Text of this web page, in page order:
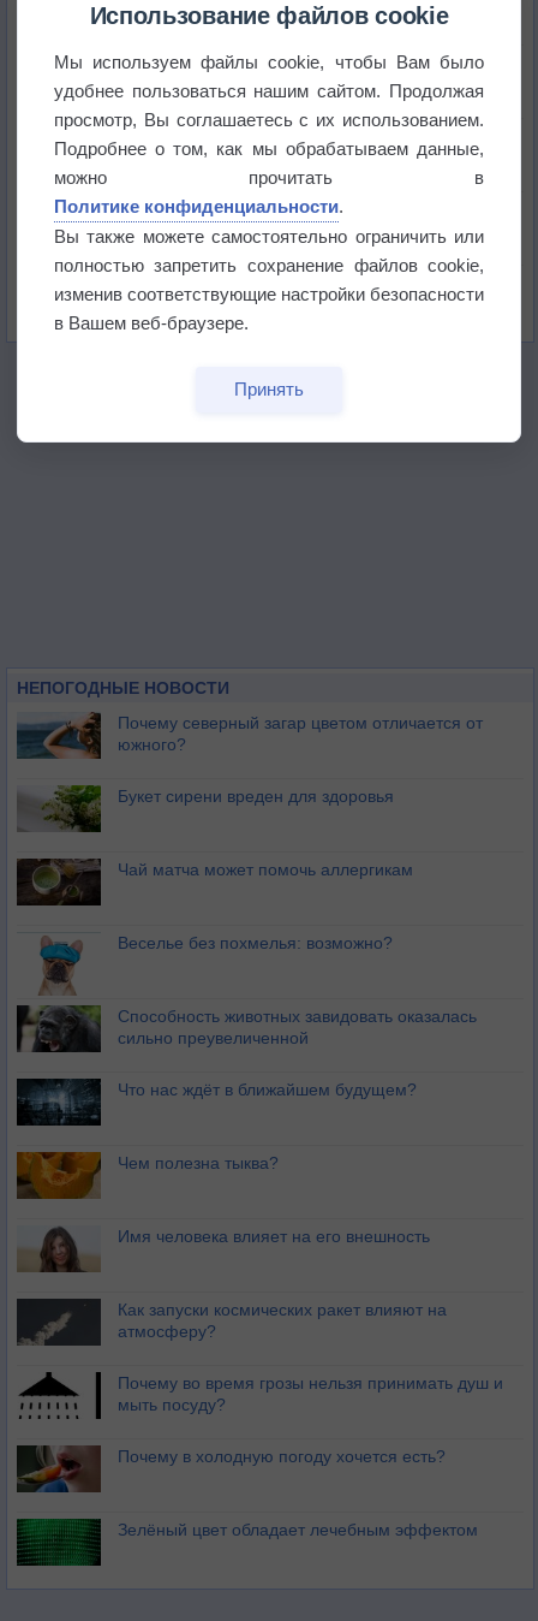
+51°
Европейские столицы бьют рекорды жары
Впервые за 155 лет в Лондоне в течение месяца
не выпадал дождь
Лето продолжит щедро раздавать своё тепло!
НЕПОГОДНЫЕ НОВОСТИ
Почему северный загар цветом отличается от
южного?
Букет сирени вреден для здоровья
Чай матча может помочь аллергикам
Веселье без похмелья: возможно?
Способность животных завидовать оказалась
сильно преувеличенной
Что нас ждёт в ближайшем будущем?
Чем полезна тыква?
Имя человека влияет на его внешность
Как запуски космических ракет влияют на
атмосферу?
Почему во время грозы нельзя принимать душ и
мыть посуду?
Почему в холодную погоду хочется есть?
Зелёный цвет обладает лечебным эффектом
Использование файлов cookie
Мы используем файлы cookie, чтобы Вам было
удобнее пользоваться нашим сайтом. Продолжая
просмотр, Вы соглашаетесь с их использованием.
Подробнее о том, как мы обрабатываем данные,
можно прочитать в
Политике конфиденциальности.
Вы также можете самостоятельно ограничить или
полностью запретить сохранение файлов cookie,
изменив соответствующие настройки безопасности
в Вашем веб-браузере.
Принять